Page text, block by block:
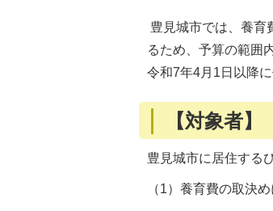
豊見城市では、養育
るため、予算の範囲
令和7年4月1日以降
【対象者】
豊見城市に居住する
（1）養育費の取決